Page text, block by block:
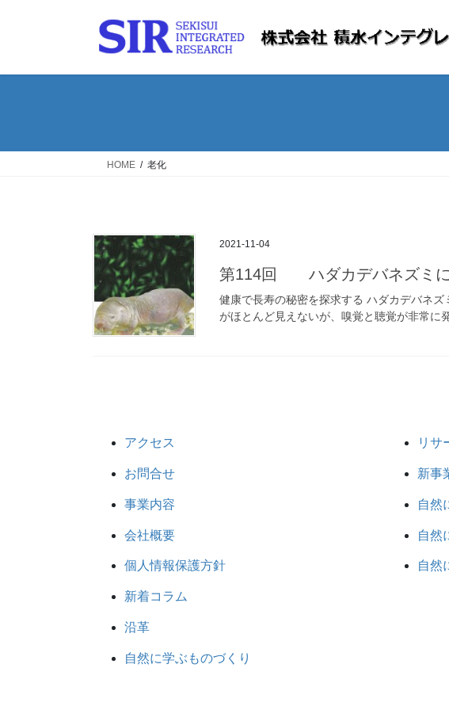
HOME 老化
2021-11-04
第114回 ハダカデバネズミに
健康で長寿の秘密を探求する ハダカデバネ
がほとんど見えないが、嗅覚と聴覚が非常
アクセス
お問合せ
事業内容
会社概要
個人情報保護方針
新着コラム
沿革
自然に学ぶものづくり
リサ
新事
自然
自然
自然